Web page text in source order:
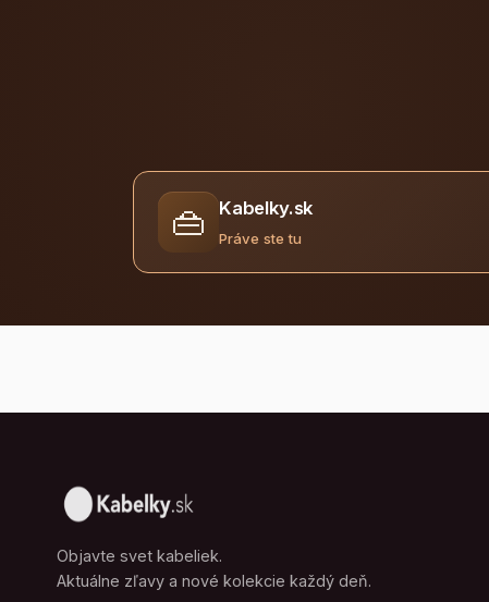
👜 Kabelky.sk
Práve ste tu
Objavte svet kabeliek.
Aktuálne zľavy a nové kolekcie každý deň.